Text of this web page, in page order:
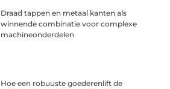
Draad tappen en metaal kanten als
winnende combinatie voor complexe
machineonderdelen
Hoe een robuuste goederenlift de